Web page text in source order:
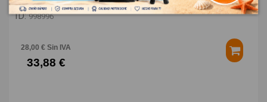
ID:998996
28,00 € Sin IVA
33,88 €